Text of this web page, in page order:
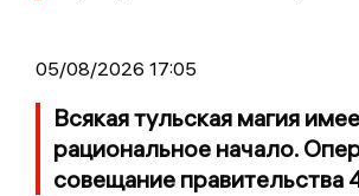
05/08/2026 17:05
Всякая тульская магия
рациональное начало.
совещание правительства